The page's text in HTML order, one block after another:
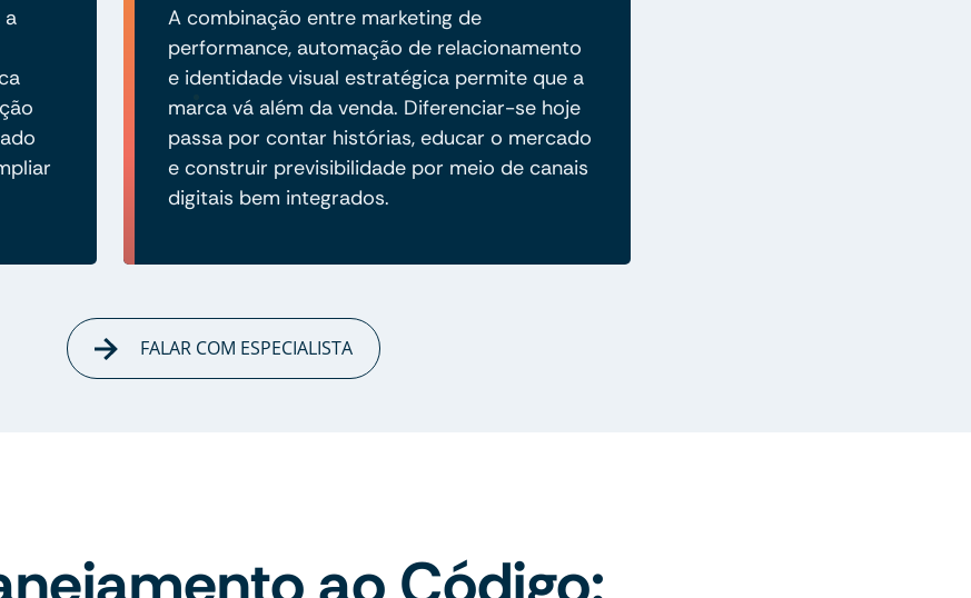
a
A combinação entre marketing de
performance, automação de relacionamento
e identidade visual estratégica permite que a
marca vá além da venda. Diferenciar-se hoje
passa por contar histórias, educar o mercado
e construir previsibilidade por meio de canais
digitais bem integrados.
FALAR COM ESPECIALISTA